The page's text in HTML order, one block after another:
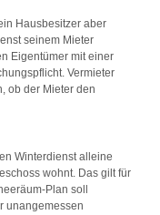
Hausbesitzer aber
seinem Mieter
Eigentümer mit einer
Vermieter
ob der Mieter den
Winterdienst alleine
wohnt. Das gilt für
Plan soll
unangemessen